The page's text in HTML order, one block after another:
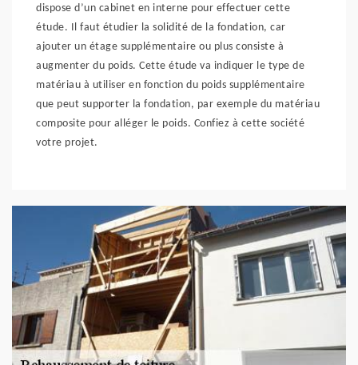
dispose d’un cabinet en interne pour effectuer cette
étude. Il faut étudier la solidité de la fondation, car
ajouter un étage supplémentaire ou plus consiste à
augmenter du poids. Cette étude va indiquer le type de
matériau à utiliser en fonction du poids supplémentaire
que peut supporter la fondation, par exemple du matériau
composite pour alléger le poids. Confiez à cette société
votre projet.